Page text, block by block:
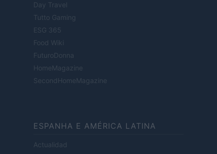
Day Travel
Tutto Gaming
ESG 365
Food Wiki
FuturoDonna
HomeMagazine
SecondHomeMagazine
ESPANHA E AMÉRICA LATINA
Actualidad